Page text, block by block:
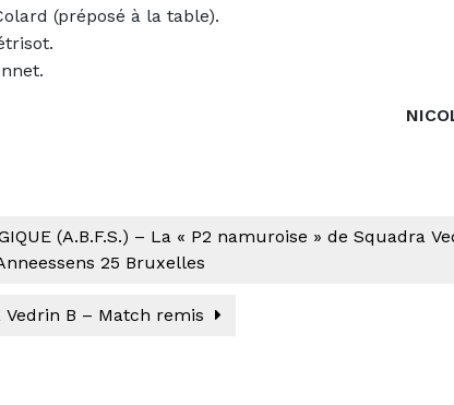
(préposé à la table).
(A.B.F.S.) – La « P2 namuroise » de Squadra
25 Bruxelles
Vedrin B – Match remis